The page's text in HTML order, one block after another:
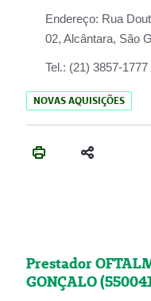
Endereço: Rua
02, Alcântara, São
Tel.: (21) 3857-
NOVAS AQUISIÇÕES
Prestador
GONÇALO